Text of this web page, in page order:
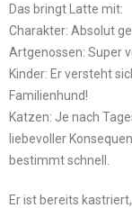
Das bringt Latte mit:
Charakter: Absolut
Artgenossen: Super
Kinder: Er versteht
Familienhund!
Katzen: Je nach
liebevoller
bestimmt schnell.
Er ist bereits